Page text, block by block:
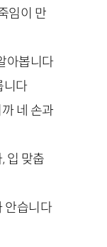
임이 만
아봅니다
다
네 손과
입 맞춥
안습니다